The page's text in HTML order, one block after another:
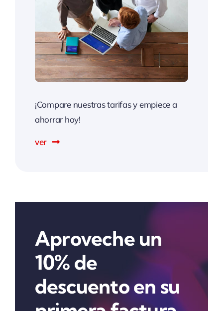
¡Compare nuestras tarifas y empiece a
ahorrar hoy!
ver
Aproveche un
10% de
descuento en su